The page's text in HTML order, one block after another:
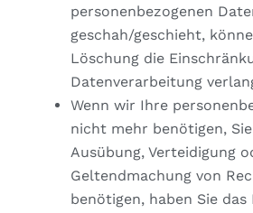
personenbezogenen
geschah/geschieht,
Löschung die
Datenverarbeitung
Wenn wir Ihre
nicht mehr benötigen,
Ausübung, Verteidigung
Geltendmachung von
benötigen, haben Sie